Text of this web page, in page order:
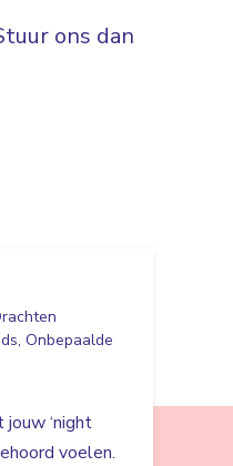
ons dan
Onbepaalde
‘night
voelen.